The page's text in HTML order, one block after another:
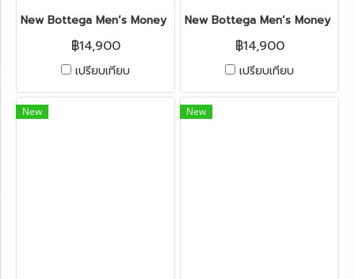
New Bottega Men’s Money Clip in Navy Leather
฿14,900
เปรียบเทียบ
New Bottega Men’s Money
฿14,900
เปรียบเทียบ
New New